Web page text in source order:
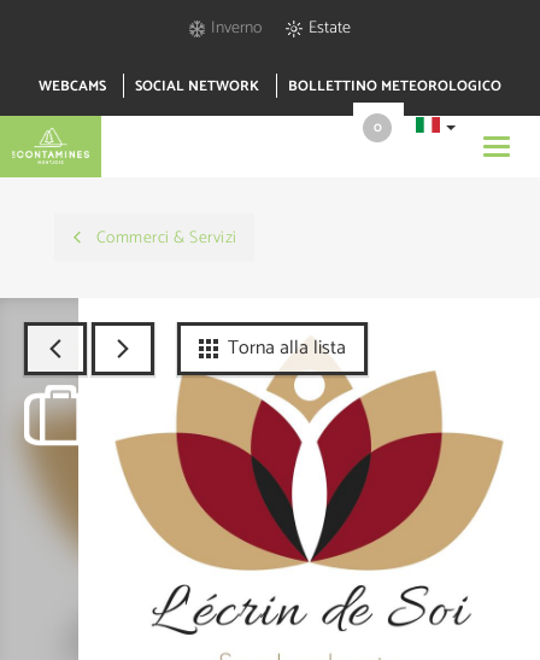
Inverno Estate
WEBCAMS SOCIAL NETWORK BOLLETTINO METEOROLOGICO
0
Commerci & Servizi
Torna alla lista